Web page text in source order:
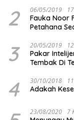
2 06/05/2019
Fauka Noor
Petahana
3 20/05/2019
Pakar
Tembak Di
4 30/10/2018
Adakah
23/08/2020 7